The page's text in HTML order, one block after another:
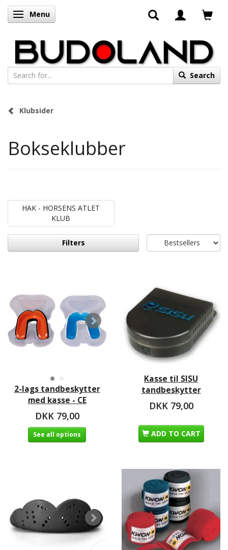
Toggle navigation
Menu
Search
Klubsider
Bokseklubber
HAK - HORSENS ATLET
KLUB
Filters
2-lags tandbeskytter
med kasse - CE
DKK 79,00
See all options
Kasse til SISU
tandbeskytter
DKK 79,00
ADD TO CART